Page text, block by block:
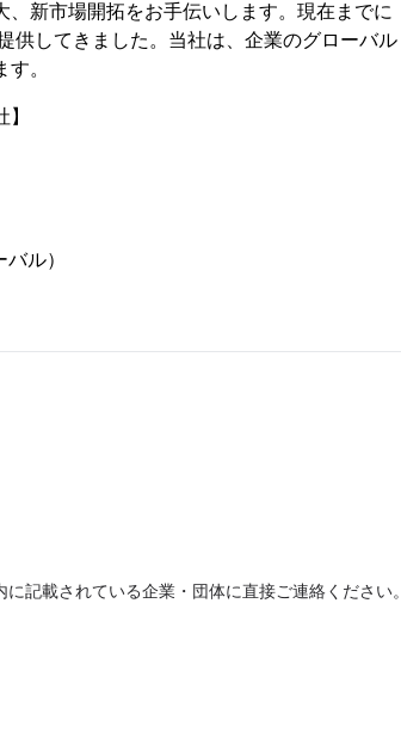
新市場開拓をお手伝いします。現在までに
供してきました。当社は、企業のグローバル
。
ル）
記載されている企業・団体に直接ご連絡ください。